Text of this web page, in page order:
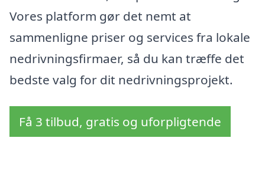
Vores platform gør det nemt at
sammenligne priser og services fra lokale
nedrivningsfirmaer, så du kan træffe det
bedste valg for dit nedrivningsprojekt.
Få 3 tilbud, gratis og uforpligtende